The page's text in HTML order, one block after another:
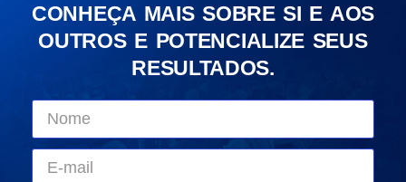
CONHEÇA MAIS SOBRE SI E AOS
OUTROS E POTENCIALIZE SEUS
RESULTADOS.